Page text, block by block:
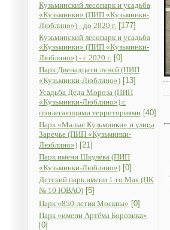
Кузьминский лесопарк и усадьба
«Кузьминки» (ПИП «Кузьминки-
Люблино») - до 2020 г. [177]
Кузьминский лесопарк и усадьба
«Кузьминки» (ПИП «Кузьминки-
Люблино») - с 2020 г. [0]
Парк Двенадцати лучей (ПИП
«Кузьминки-Люблино») [13]
Усадьба Деда Мороза (ПИП
«Кузьминки-Люблино») с
прилегающими территориями [40]
Парк «Малые Кузьминки» и улица
Заречье (ПИП «Кузьминки-
Люблино») [21]
Парк имени Шкулёва (ПИП
«Кузьминки-Люблино») [0]
Детский парк имени 1-го Мая (ПК
№ 10 ЮВАО) [5]
Парк «850-летия Москвы» [0]
Парк «имени Артёма Боровика»
[0]